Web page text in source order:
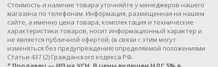
Cтоимость и наличие товара уточняйте у менеджеров нашего
магазина по телефонам. Информация, размещенная на нашем
сайте, а именно цена товара, комплектация и технические
характеристики товаров, носит информационный характер и
не является публичной офертой, (в связи с этим могут
изменяться без предупреждения) определяемой положениями
Статьи 437 (2) Гражданского кодекса РФ.